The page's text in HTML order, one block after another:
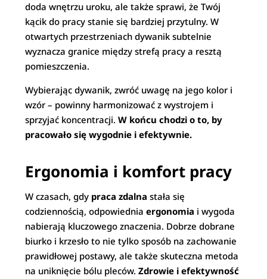
doda wnętrzu uroku, ale także sprawi, że Twój
kącik do pracy stanie się bardziej przytulny. W
otwartych przestrzeniach dywanik subtelnie
wyznacza granice między strefą pracy a resztą
pomieszczenia.
Wybierając dywanik, zwróć uwagę na jego kolor i
wzór – powinny harmonizować z wystrojem i
sprzyjać koncentracji.W końcu chodzi o to, by
pracowało się wygodnie i efektywnie.
Ergonomia i komfort pracy
W czasach, gdy praca zdalna stała się
codziennością, odpowiedniaergonomia i wygoda
nabierają kluczowego znaczenia. Dobrze dobrane
biurko i krzesło to nie tylko sposób na zachowanie
prawidłowej postawy, ale także skuteczna metoda
na uniknięcie bólu pleców.Zdrowie i efektywność